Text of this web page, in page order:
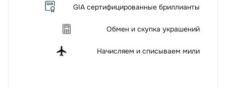
GIA сертифицированные бриллианты
Обмен и скупка украшений
Начисляем и списываем мили